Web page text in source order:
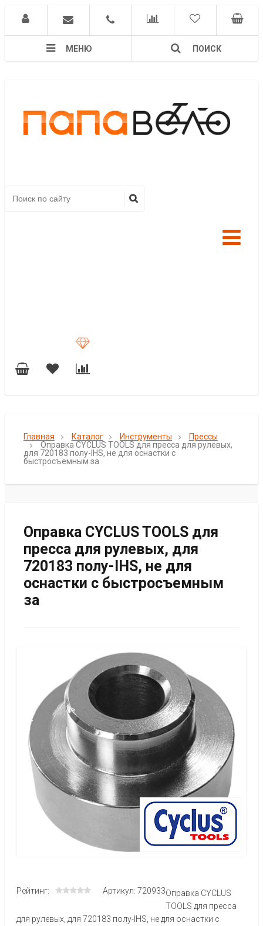
МЕНЮ ПОИСК
Главная Каталог Инструменты
Прессы
Оправка CYCLUS TOOLS для пресса для рулевых,
для 720183 полу-IHS, не для оснастки с
быстросъемным за
Оправка CYCLUS TOOLS для
пресса для рулевых, для
720183 полу-IHS, не для
оснастки с быстросъемным
за
Рейтинг: Артикул: 720933Оправка CYCLUS
TOOLS для пресса
для рулевых, для 720183 полу-IHS, не для оснастки с